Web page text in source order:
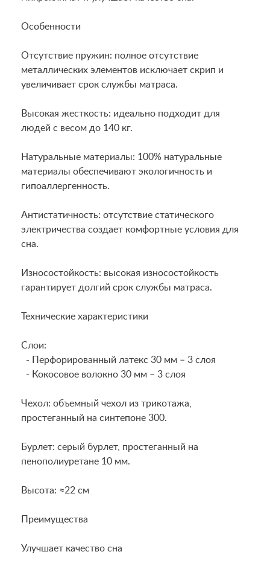
Особенности
Отсутствие пружин: полное отсутствие
металлических элементов исключает скрип и
увеличивает срок службы матраса.
Высокая жесткость: идеально подходит для
людей с весом до 140 кг.
Натуральные материалы: 100% натуральные
материалы обеспечивают экологичность и
гипоаллергенность.
Антистатичность: отсутствие статического
электричества создает комфортные условия для
сна.
Износостойкость: высокая износостойкость
гарантирует долгий срок службы матраса.
Технические характеристики
Слои:
- Перфорированный латекс 30 мм – 3 слоя
- Кокосовое волокно 30 мм – 3 слоя
Чехол: объемный чехол из трикотажа,
простеганный на синтепоне 300.
Бурлет: серый бурлет, простеганный на
пенополиуретане 10 мм.
Высота: ≈22 см
Преимущества
Улучшает качество сна